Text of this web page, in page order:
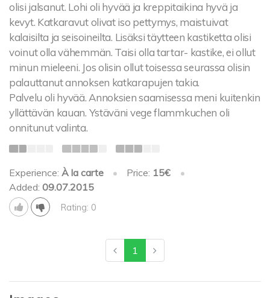
olisi jalsanut. Lohi oli hyvää ja kreppitaikina hyvä ja
kevyt. Katkaravut olivat iso pettymys, maistuivat
kalaisilta ja seisoineilta. Lisäksi täytteen kastiketta olisi
voinut olla vähemmän. Taisi olla tartar- kastike, ei ollut
minun mieleeni. Jos olisin ollut toisessa seurassa olisin
palauttanut annoksen katkarapujen takia.
Palvelu oli hyvää. Annoksien saamisessa meni kuitenkin
yllättävän kauan. Ystäväni vege flammkuchen oli
onnitunut valinta.
Experience: À la carte • Price: 15€
•
Added: 09.07.2015
Rating: 0
1